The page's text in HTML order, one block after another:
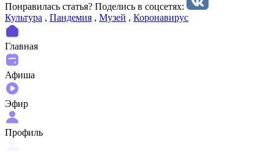
Понравилась статья? Поделиcь в соцсетях:
Культура , Пандемия , Музей , Коронавирус
Главная
Афиша
Эфир
Профиль